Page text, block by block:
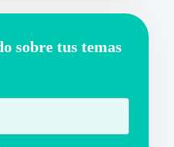
sobre tus temas